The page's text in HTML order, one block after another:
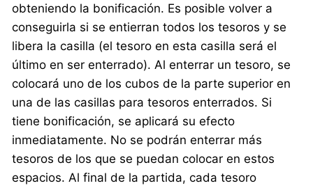
obteniendo la bonificación. Es posible volver a
conseguirla si se entierran todos los tesoros y se
libera la casilla (el tesoro en esta casilla será el
último en ser enterrado). Al enterrar un tesoro, se
colocará uno de los cubos de la parte superior en
una de las casillas para tesoros enterrados. Si
tiene bonificación, se aplicará su efecto
inmediatamente. No se podrán enterrar más
tesoros de los que se puedan colocar en estos
espacios. Al final de la partida, cada tesoro